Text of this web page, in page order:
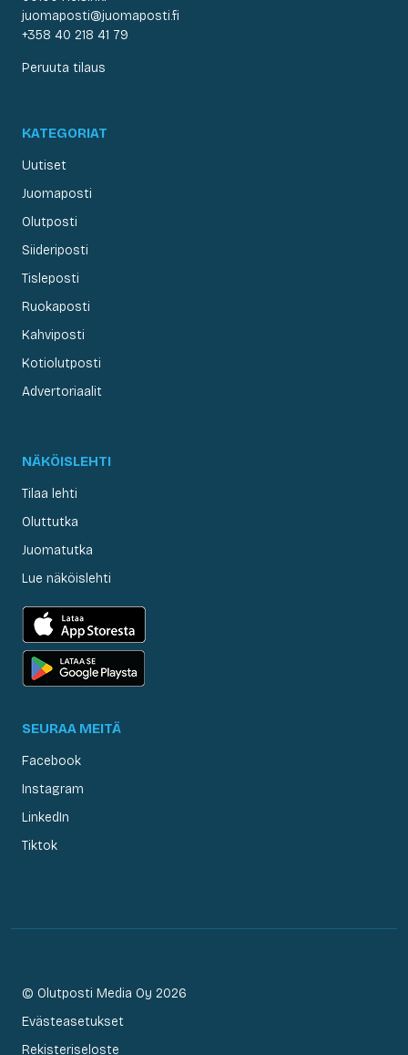
juomaposti@juomaposti.fi
+358 40 218 41 79
Peruuta tilaus
KATEGORIAT
Uutiset
Juomaposti
Olutposti
Siideriposti
Tisleposti
Ruokaposti
Kahviposti
Kotiolutposti
Advertoriaalit
NÄKÖISLEHTI
Tilaa lehti
Oluttutka
Juomatutka
Lue näköislehti
SEURAA MEITÄ
Facebook
Instagram
LinkedIn
Tiktok
© Olutposti Media Oy 2026
Evästeasetukset
Rekisteriseloste